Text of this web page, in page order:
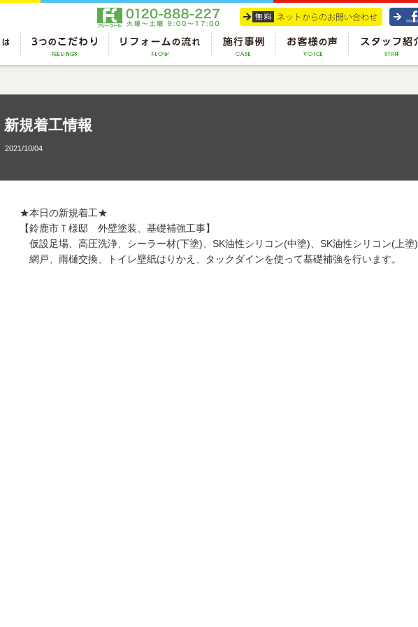
新規着工情報
2021/10/04
★本日の新規着工★
【鈴鹿市Ｔ様邸 外壁塗装、基礎補強工事】
仮設足場、高圧洗浄、シーラー材(下塗)、SK油性シリコン(中塗)、SK油性シリコン(上塗)
網戸、雨樋交換、トイレ壁紙はりかえ、タックダインを使って基礎補強を行います。